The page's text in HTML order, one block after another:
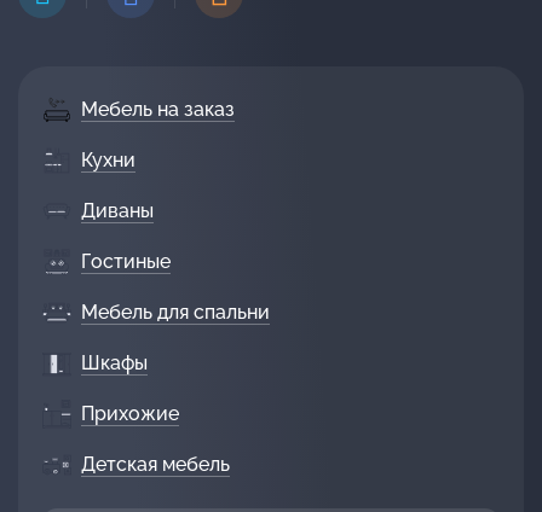
Мебель на заказ
Кухни
Диваны
Гостиные
Мебель для спальни
Шкафы
Прихожие
Детская мебель